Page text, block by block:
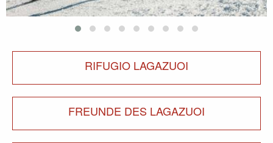
RIFUGIO LAGAZUOI
FREUNDE DES LAGAZUOI